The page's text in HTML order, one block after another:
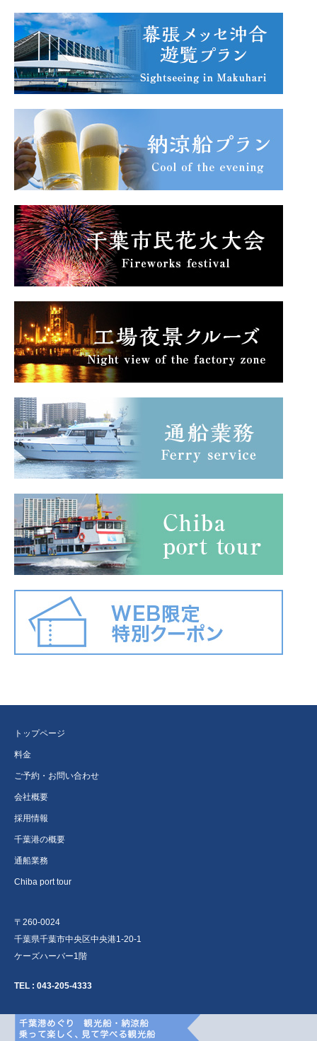
トップページ
料金
ご予約・お問い合わせ
会社概要
採用情報
千葉港の概要
通船業務
Chiba port tour
〒260-0024
千葉県千葉市中央区中央港1-20-1
ケーズハーバー1階
TEL : 043-205-4333